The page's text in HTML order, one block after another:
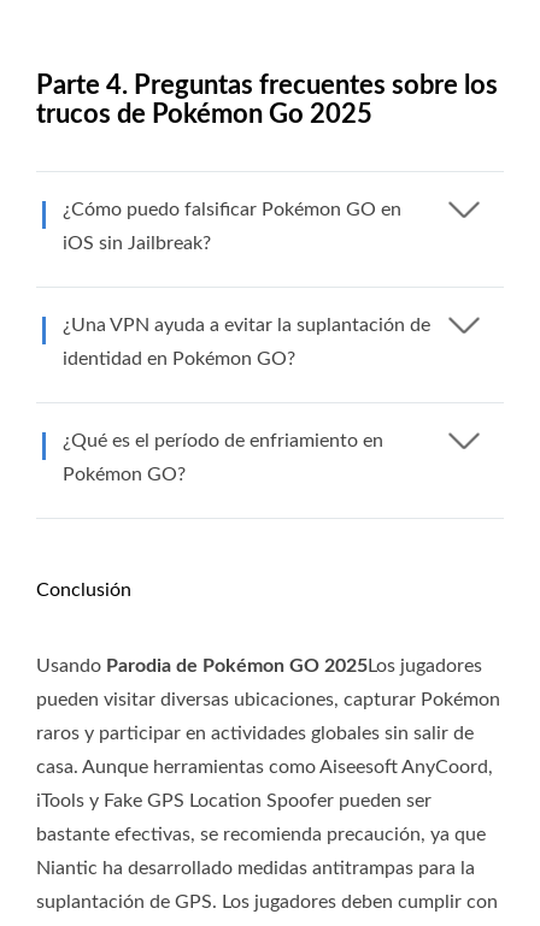
Parte 4. Preguntas frecuentes sobre los
trucos de Pokémon Go 2025
¿Cómo puedo falsificar Pokémon GO en
iOS sin Jailbreak?
¿Una VPN ayuda a evitar la suplantación de
identidad en Pokémon GO?
¿Qué es el período de enfriamiento en
Pokémon GO?
Conclusión
Usando Parodia de Pokémon GO 2025Los jugadores
pueden visitar diversas ubicaciones, capturar Pokémon
raros y participar en actividades globales sin salir de
casa. Aunque herramientas como Aiseesoft AnyCoord,
iTools y Fake GPS Location Spoofer pueden ser
bastante efectivas, se recomienda precaución, ya que
Niantic ha desarrollado medidas antitrampas para la
suplantación de GPS. Los jugadores deben cumplir con